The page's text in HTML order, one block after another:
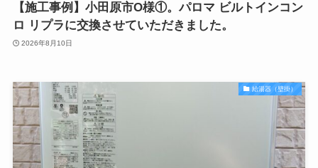
【施工事例】小田原市O様①。パロマ ビルトインコン
ロ リプラに交換させていただきました。
2026年8月10日
給湯器（壁掛）